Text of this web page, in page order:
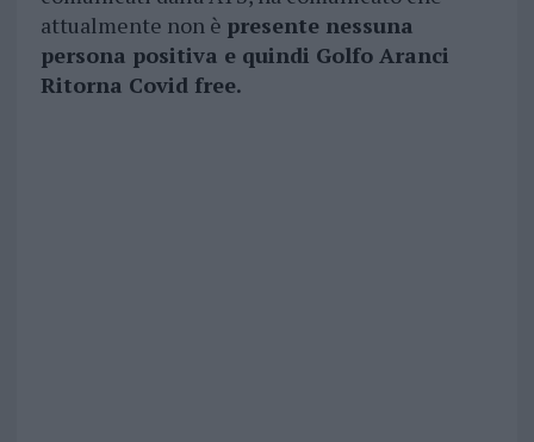
attualmente non è presente nessuna
persona positiva e quindi Golfo Aranci
Ritorna Covid free.